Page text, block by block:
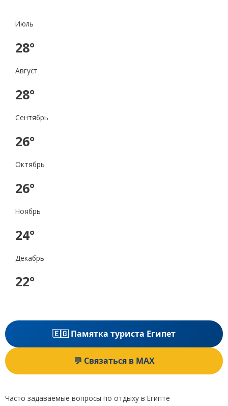
Июль
28°
Август
28°
Сентябрь
26°
Октябрь
26°
Ноябрь
24°
Декабрь
22°
🇪🇬 Памятка туриста Египет
💬 Связаться в MAX
Часто задаваемые вопросы по отдыху в Египте